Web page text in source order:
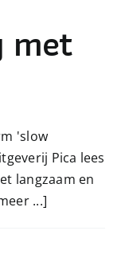
met
'slow
Pica lees
langzaam en
...]